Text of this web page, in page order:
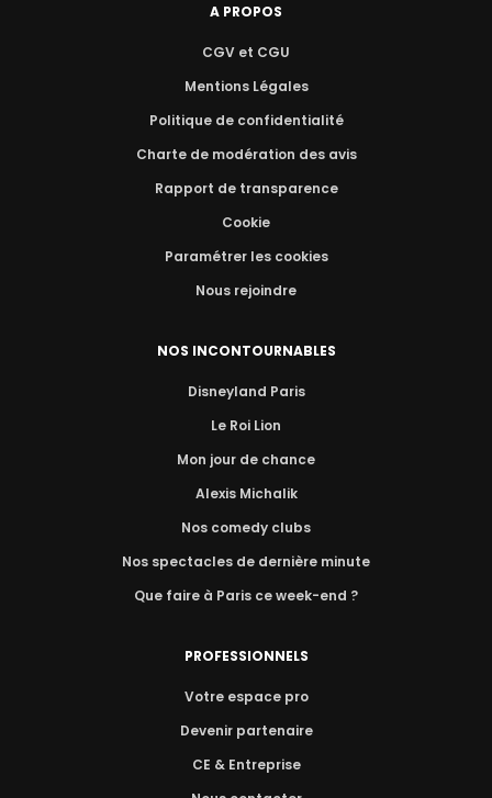
A PROPOS
CGV et CGU
Mentions Légales
Politique de confidentialité
Charte de modération des avis
Rapport de transparence
Cookie
Paramétrer les cookies
Nous rejoindre
NOS INCONTOURNABLES
Disneyland Paris
Le Roi Lion
Mon jour de chance
Alexis Michalik
Nos comedy clubs
Nos spectacles de dernière minute
Que faire à Paris ce week-end ?
PROFESSIONNELS
Votre espace pro
Devenir partenaire
CE & Entreprise